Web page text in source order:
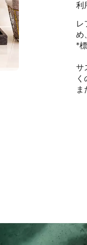
利
レ
め
*
サ